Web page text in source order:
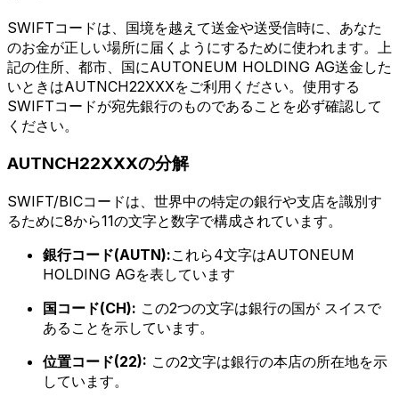
SWIFTコードは、国境を越えて送金や送受信時に、あなた
のお金が正しい場所に届くようにするために使われます。上
記の住所、都市、国にAUTONEUM HOLDING AG送金した
いときはAUTNCH22XXXをご利用ください。使用する
SWIFTコードが宛先銀行のものであることを必ず確認して
ください。
AUTNCH22XXXの分解
SWIFT/BICコードは、世界中の特定の銀行や支店を識別す
るために8から11の文字と数字で構成されています。
銀行コード(AUTN):これら4文字はAUTONEUM
HOLDING AGを表しています
国コード(CH): この2つの文字は銀行の国が スイスで
あることを示しています。
位置コード(22): この2文字は銀行の本店の所在地を示
しています。